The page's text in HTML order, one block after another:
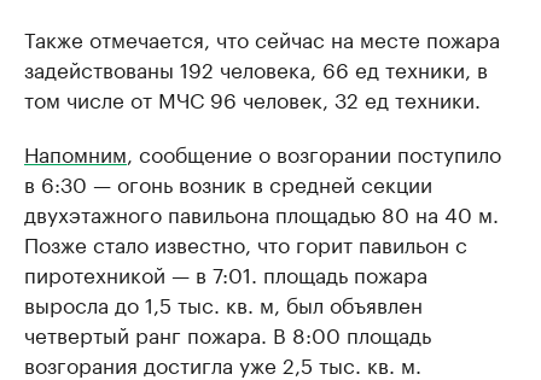
Также отмечается, что сейчас на месте пожара
задействованы 192 человека, 66 ед техники, в
том числе от МЧС 96 человек, 32 ед техники.
Напомним , сообщение о возгорании поступило
в 6:30 — огонь возник в средней секции
двухэтажного павильона площадью 80 на 40 м.
Позже стало известно, что горит павильон с
пиротехникой — в 7:01. площадь пожара
выросла до 1,5 тыс. кв. м, был объявлен
четвертый ранг пожара. В 8:00 площадь
возгорания достигла уже 2,5 тыс. кв. м.